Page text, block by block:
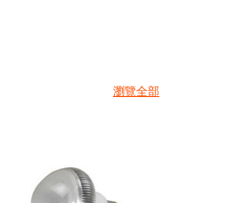
瀏覽全部